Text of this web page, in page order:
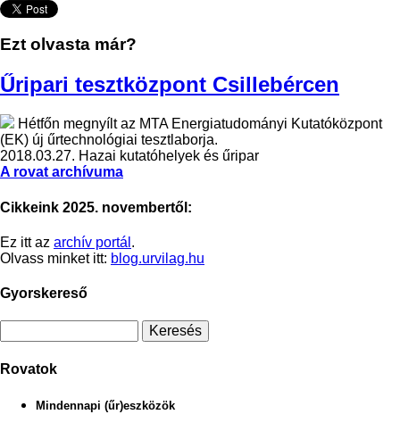
Ezt olvasta már?
Űripari tesztközpont Csillebércen
Hétfőn megnyílt az MTA Energiatudományi Kutatóközpont
(EK) új űrtechnológiai tesztlaborja.
2018.03.27. Hazai kutatóhelyek és űripar
A rovat archívuma
Cikkeink 2025. novembertől:
Ez itt az archív portál .
Olvass minket itt: blog.urvilag.hu
Gyorskereső
Rovatok
Mindennapi (űr)eszközök